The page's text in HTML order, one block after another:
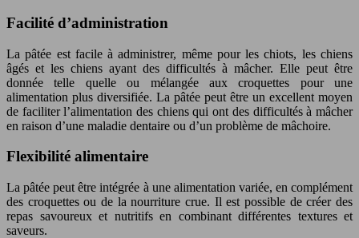
Facilité d’administration
La pâtée est facile à administrer, même pour les chiots, les chiens
âgés et les chiens ayant des difficultés à mâcher. Elle peut être
donnée telle quelle ou mélangée aux croquettes pour une
alimentation plus diversifiée. La pâtée peut être un excellent moyen
de faciliter l’alimentation des chiens qui ont des difficultés à mâcher
en raison d’une maladie dentaire ou d’un problème de mâchoire.
Flexibilité alimentaire
La pâtée peut être intégrée à une alimentation variée, en complément
des croquettes ou de la nourriture crue. Il est possible de créer des
repas savoureux et nutritifs en combinant différentes textures et
saveurs.